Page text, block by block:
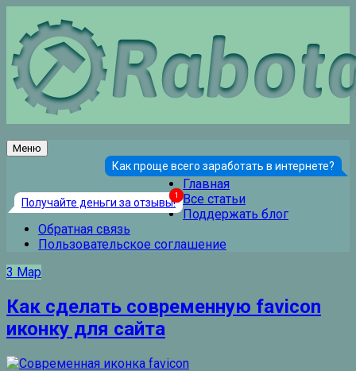
содержанию
Как проще всего заработать в интернете?
Получайте деньги за отзывы!
Меню
Главная
Все статьи
Поддержать блог
Обратная связь
Пользовательское соглашение
3 Мар
Как сделать современную favicon
иконку для сайта